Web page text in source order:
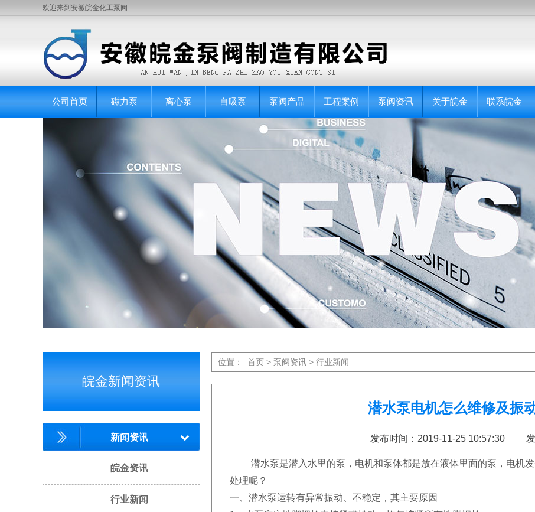
欢迎来到安徽皖金化工泵阀
公司首页 磁力泵 离心泵 自吸泵 泵阀产品 工程案例 泵阀资讯 关于皖金 联系皖金
皖金新闻资讯
新闻资讯
皖金资讯
行业新闻
位置： 首页 > 泵阀资讯 > 行业新闻
潜水泵电机怎么维修及振
发布时间：2019-11-25 10:57:30 发
潜水泵是潜入水里的泵，电机和泵体都是放在液体里面的泵，电机发
处理呢？
一、潜水泵运转有异常振动、不稳定，其主要原因